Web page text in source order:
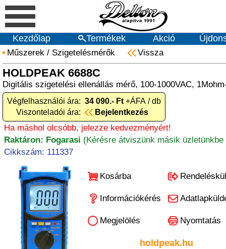
Kezdőlap Termékek Akció
Műszerek / Szigetelésmérők Vissza
HOLDPEAK 6688C
Digitális szigetelési ellenállás mérő, 100-1000VAC,
Végfelhasználói ára: 34 090.- Ft +ÁFA / db
Viszonteladói ára:
Bejelentkezés
Ha máshol olcsóbb, jelezze kedvezményért!
Raktáron: Fogarasi (Kérésre átviszünk másik üzletünkbe
Cikkszám: 111337
Kosárba
Információkérés
Megjelölés Nyomtatás
holdpeak.hu